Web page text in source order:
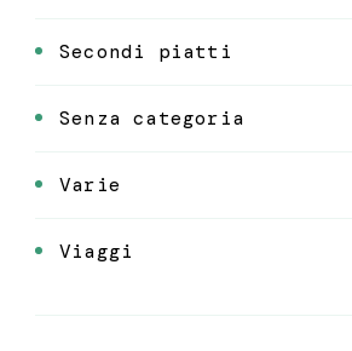
Secondi piatti
Senza categoria
Varie
Viaggi